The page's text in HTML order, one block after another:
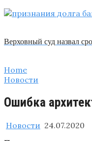
Верховный суд назвал
Home
Новости
Ошибка
Новости 24.07.2020